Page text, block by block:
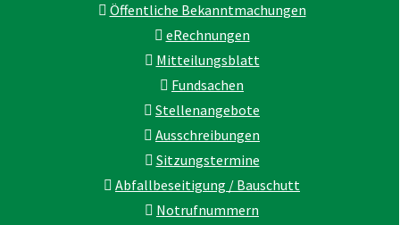
Öffentliche Bekanntmachungen
eRechnungen
Mitteilungsblatt
Fundsachen
Stellenangebote
Ausschreibungen
Sitzungstermine
Abfallbeseitigung / Bauschutt
Notrufnummern